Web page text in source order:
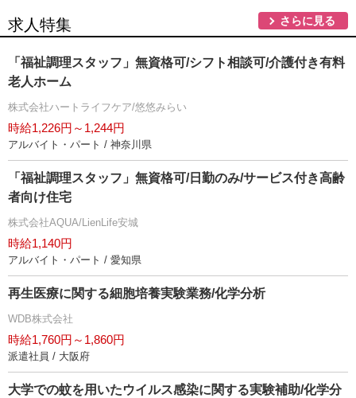
求人特集 さらに見る
「福祉調理スタッフ」無資格可/シフト相談可/介護付き有料
老人ホーム
株式会社ハートライフケア/悠悠みらい
時給1,226円～1,244円
アルバイト・パート / 神奈川県
「福祉調理スタッフ」無資格可/日勤のみ/サービス付き高齢
者向け住宅
株式会社AQUA/LienLife安城
時給1,140円
アルバイト・パート / 愛知県
再生医療に関する細胞培養実験業務/化学分析
WDB株式会社
時給1,760円～1,860円
派遣社員 / 大阪府
大学での蚊を用いたウイルス感染に関する実験補助/化学分